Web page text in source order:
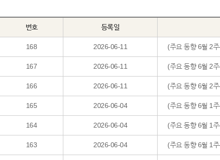
번호 등록일
168 2026-06-11 (주요 동향 6월 2
167 2026-06-11 (주요 동향 6월 2
166 2026-06-11 (주요 동향 6월 2
165 2026-06-04 (주요 동향 6월 1
164 2026-06-04 (주요 동향 6월 1
163 2026-06-04 (주요 동향 6월 1